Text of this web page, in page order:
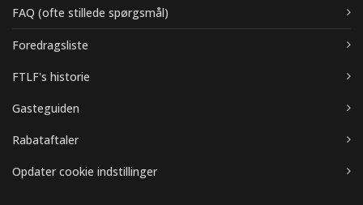
FAQ (ofte stillede spørgsmål)
Foredragsliste
FTLF's historie
Gasteguiden
Rabataftaler
Opdater cookie indstillinger